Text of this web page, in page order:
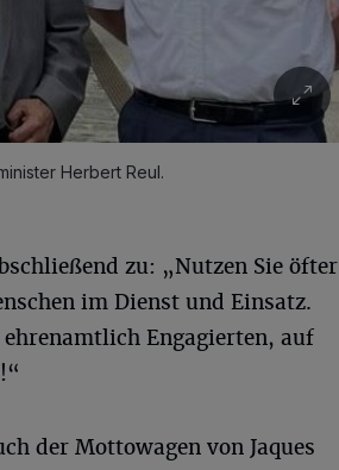
Herbert Reul.
zu: „Nutzen Sie öfter
im Dienst und Einsatz.
Engagierten, auf
der Mottowagen von Jaques